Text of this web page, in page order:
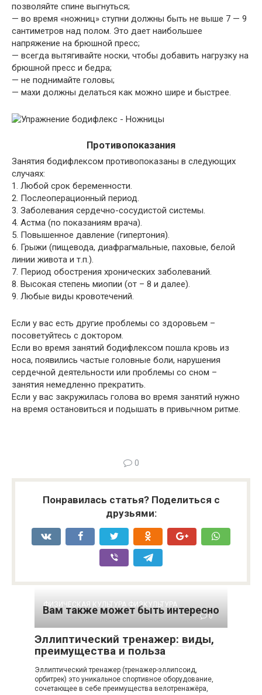
позволяйте спине выгнуться;
— во время «ножниц» ступни должны быть не выше 7 — 9
сантиметров над полом. Это дает наибольшее
напряжение на брюшной пресс;
— всегда вытягивайте носки, чтобы добавить нагрузку на
брюшной пресс и бедра;
— не поднимайте головы;
— махи должны делаться как можно шире и быстрее.
Противопоказания
Занятия бодифлексом противопоказаны в следующих
случаях:
1. Любой срок беременности.
2. Послеоперационный период.
3. Заболевания сердечно-сосудистой системы.
4. Астма (по показаниям врача).
5. Повышенное давление (гипертония).
6. Грыжи (пищевода, диафрагмальные, паховые, белой
линии живота и т.п.).
7. Период обострения хронических заболеваний.
8. Высокая степень миопии (от – 8 и далее).
9. Любые виды кровотечений.
Если у вас есть другие проблемы со здоровьем –
посоветуйтесь с доктором.
Если во время занятий бодифлексом пошла кровь из
носа, появились частые головные боли, нарушения
сердечной деятельности или проблемы со сном –
занятия немедленно прекратить.
Если у вас закружилась голова во время занятий нужно
на время остановиться и подышать в привычном ритме.
0
Понравилась статья? Поделиться с
друзьями:
Вам также может быть интересно
ФИЗИЧЕСКАЯ КУЛЬТУРА ФИЗКУЛЬТУРА
0
Эллиптический тренажер: виды,
преимущества и польза
Эллиптический тренажер (тренажер-эллипсоид,
орбитрек) это уникальное спортивное оборудование,
сочетающее в себе преимущества велотренажёра,